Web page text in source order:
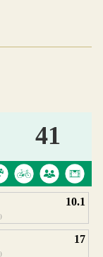
完整即時空